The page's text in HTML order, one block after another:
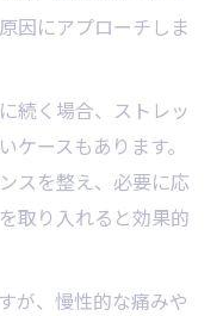
因にアプローチしま
続く場合、ストレッ
ースもあります。
スを整え、必要に応
取り入れると効果的
が、慢性的な痛みや